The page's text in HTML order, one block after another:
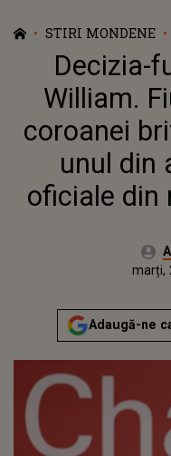
STIRI MONDENE
Decizia-
William.
coroanei
unul din
oficiale din
marți, 27 februarie 2024
marți,
Adaugă-ne